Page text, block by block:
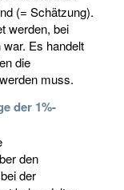
(= Schätzung).
werden, bei
Es handelt
die
muss.
der 1%-
den
der